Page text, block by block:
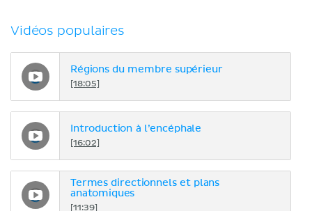
Vidéos populaires
Régions du membre supérieur
[18:05]
Introduction à l’encéphale
[16:02]
Termes directionnels et plans
anatomiques
[11:39]